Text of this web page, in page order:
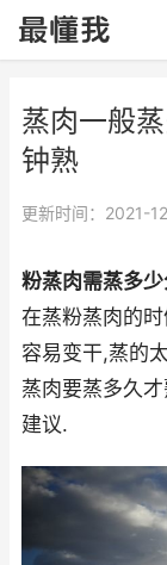
蒸肉一般
钟熟
更新时间：2021-
粉蒸肉需蒸多
在蒸粉蒸肉的
容易变干,蒸的
蒸肉要蒸多久
建议.